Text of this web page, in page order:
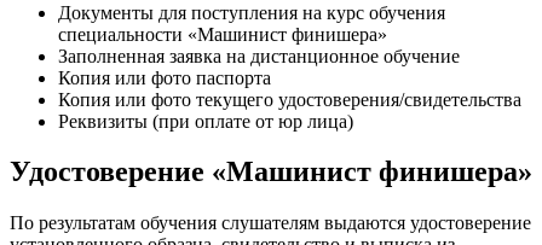
Документы для поступления на курс обучения
специальности «Машинист финишера»
Заполненная заявка на дистанционное обучение
Копия или фото паспорта
Копия или фото текущего удостоверения/свидетельства
Реквизиты (при оплате от юр лица)
Удостоверение «Машинист финишера»
По результатам обучения слушателям выдаются удостоверение